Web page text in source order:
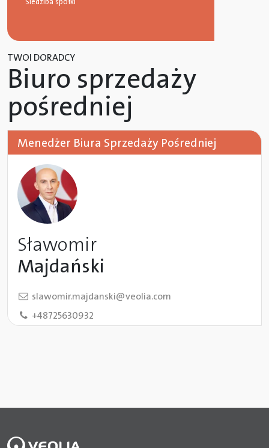
TWOI DORADCY
Biuro sprzedaży
pośredniej
Menedżer Biura Sprzedaży Pośredniej
Sławomir
Majdański
slawomir.majdanski@veolia.com
+48725630932